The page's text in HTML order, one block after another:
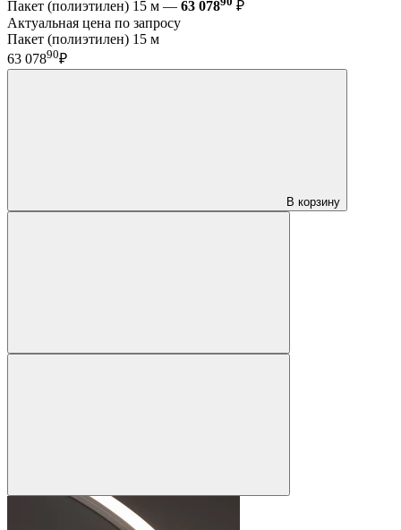
Пакет (полиэтилен) 15 м — 63 078
₽
Актуальная цена по запросу
Пакет (полиэтилен) 15 м
63 07890₽
В корзину